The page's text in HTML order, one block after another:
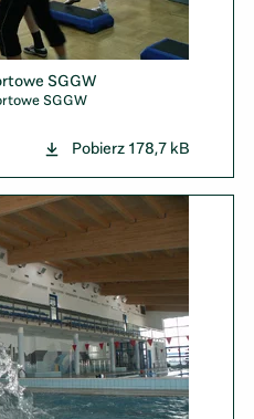
SGGW
SGGW
Pobierz 178,7 kB